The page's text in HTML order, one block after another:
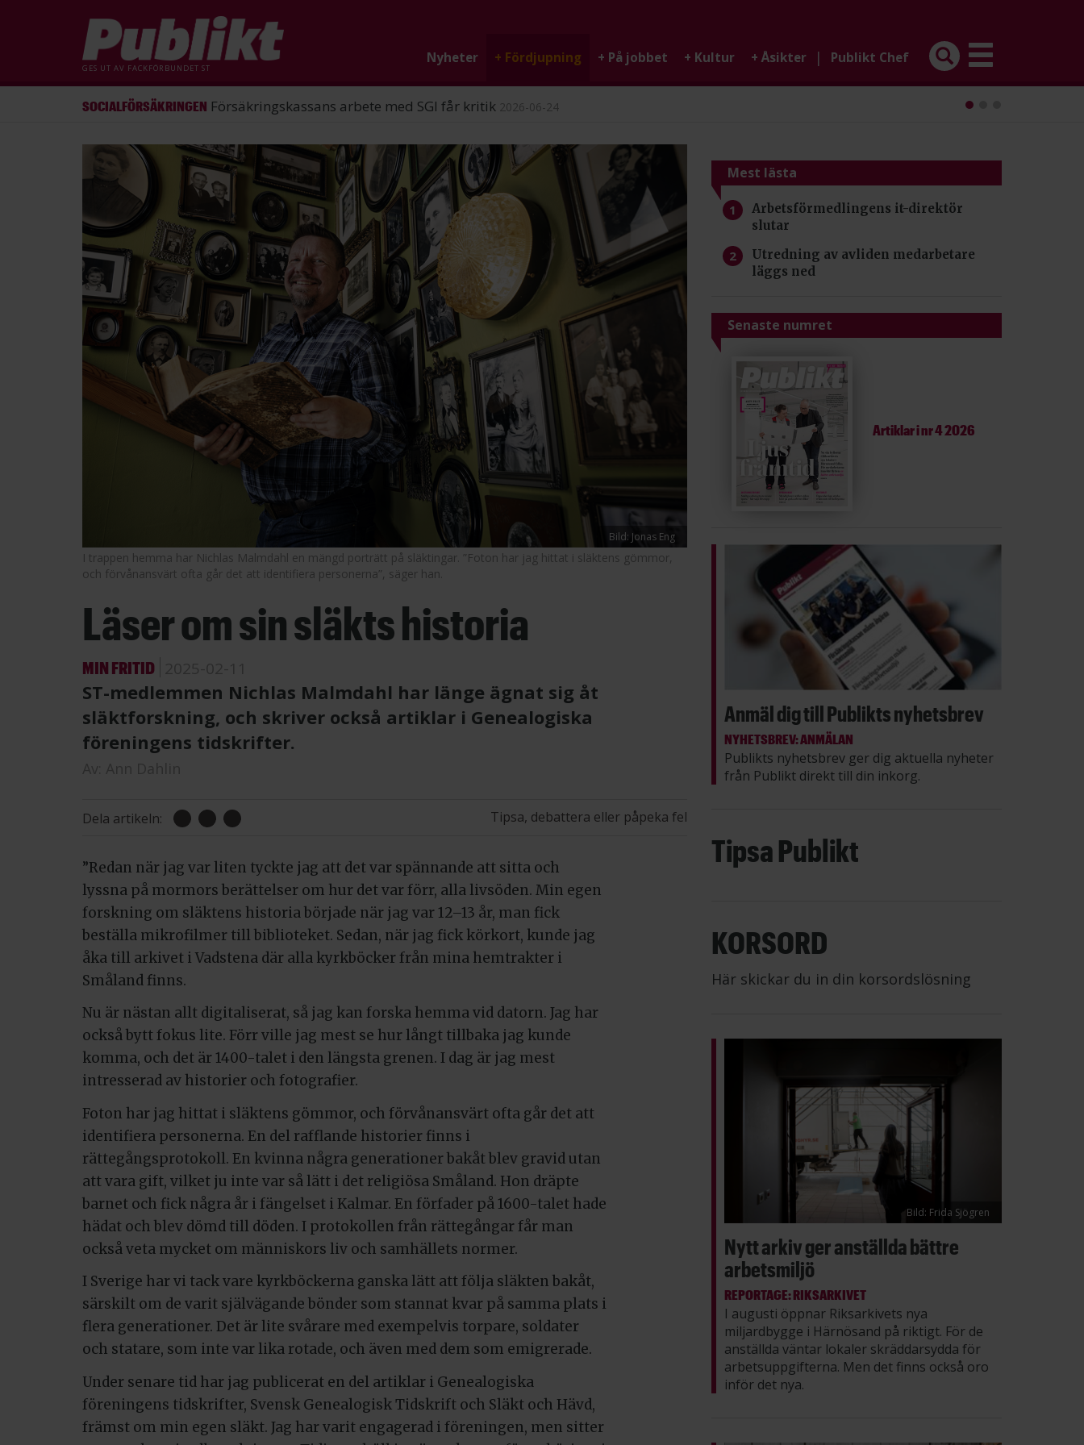
huvudinnehåll
GES UT AV FACKFÖRBUNDET ST
Nyheter + Fördjupning + På jobbet + Kultur + Åsikter | Publikt Chef
ARBETSRÄTT ST förlorade mål mot Energimyndigheten 2026-06-25
Bild: Jonas Eng
I trappen hemma har Nichlas Malm­dahl en mängd porträtt på ­släktingar. ”Foton har jag hittat i släktens gömmor,
och för­vånans­värt ofta går det att ­identifiera ­personerna”, säger han.
Läser om sin släkts historia
MIN FRITID
ST-medlemmen Nichlas Malmdahl har länge ägnat sig åt
släktforskning, och skriver också artiklar i Genealogiska
föreningens tidskrifter.
Dela artikeln: Tipsa, debattera eller påpeka fel
”Redan när jag var liten tyckte jag att det var spännande att sitta och
lyssna på mormors berättelser om hur det var förr, alla livsöden. Min egen
forskning om släktens historia började när jag var 12–13 år, man fick
beställa mikrofilmer till biblioteket. Sedan, när jag fick körkort, kunde jag
åka till arkivet i Vadstena där alla kyrkböcker från mina hemtrakter i
Småland finns.
Nu är nästan allt digitaliserat, så jag kan forska hemma vid datorn. Jag har
också bytt fokus lite. Förr ville jag mest se hur långt tillbaka jag kunde
komma, och det är 1400-talet i den längsta grenen. I dag är jag mest
intresserad av historier och fotografier.
Foton har jag hittat i släktens gömmor, och förvånansvärt ofta går det att
identifiera personerna. En del rafflande historier finns i
rättegångsprotokoll. En kvinna några generationer bakåt blev gravid utan
att vara gift, vilket ju inte var så lätt i det religiösa Småland. Hon dräpte
barnet och fick några år i fängelset i Kalmar. En förfader på 1600-talet hade
hädat och blev dömd till döden. I protokollen från rättegångar får man
också veta mycket om människors liv och samhällets normer.
I Sverige har vi tack vare kyrkböckerna ganska lätt att följa släkten bakåt,
särskilt om de varit självägande bönder som stannat kvar på samma plats i
flera generationer. Det är lite svårare med exempelvis torpare, soldater
och statare, som inte var lika rotade, och även med dem som emigrerade.
Under senare tid har jag publicerat en del artiklar i Genealogiska
föreningens tidskrifter, Svensk Genealogisk Tidskrift och Släkt och Hävd,
främst om min egen släkt. Jag har varit engagerad i föreningen, men sitter
Mest lästa
Arbetsförmedlingens it-direktör
slutar
Utredning av avliden medarbetare
läggs ned
Senaste numret
Artiklar inr 4 2026
Anmäl dig till Publikts nyhetsbrev
NYHETSBREV: ANMÄLAN
Publikts nyhetsbrev ger dig aktuella nyheter
från Publikt direkt till din inkorg.
Tipsa Publikt
KORSORD
Här skickar du in din korsordslösning
Bild: Frida Sjögren
Nytt arkiv ger anställda bättre
arbetsmiljö
REPORTAGE: RIKSARKIVET
I augusti öppnar Riksarkivets nya
miljardbygge i Härnösand på riktigt. För de
anställda väntar lokaler skräddarsydda för
arbetsuppgifterna. Men det finns också oro
inför det nya.